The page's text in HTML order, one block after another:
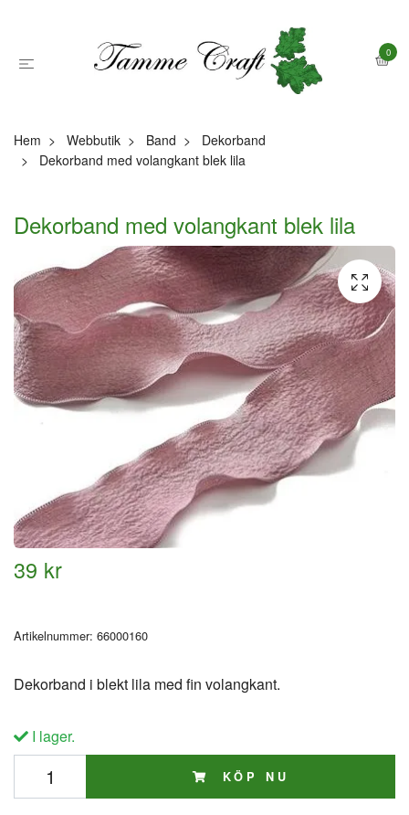
0
Hem Webbutik Band
Dekorband
Dekorband med volangkant blek lila
Dekorband med volangkant blek lila
39 kr
Artikelnummer: 66000160
Dekorband i blekt lila med fin volangkant.
I lager.
KÖP NU